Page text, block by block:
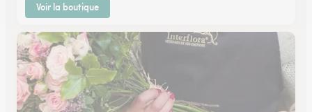
Voir la boutique